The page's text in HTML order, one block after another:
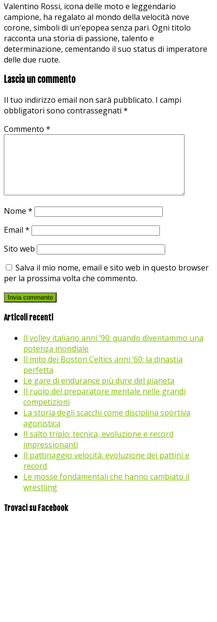
Valentino Rossi, icona delle moto e leggendario
campione, ha regalato al mondo della velocità nove
corone, simboli di un'epopea senza pari. Ogni titolo
racconta una storia di passione, talento e
determinazione, cementando il suo status di imperatore
delle due ruote.
Lascia un commento
Il tuo indirizzo email non sarà pubblicato. I campi
obbligatori sono contrassegnati *
Commento *
Nome *
Email *
Sito web
Salva il mio nome, email e sito web in questo browser
per la prossima volta che commento.
Articoli recenti
Il volley italiano anni ’90: quando diventammo una
potenza mondiale
Il mito dei Boston Celtics anni ’60: la dinastia
perfetta
Le gare di endurance più dure del pianeta
Il ruolo del preparatore mentale nelle grandi
competizioni
La storia degli scacchi come disciplina sportiva
agonistica
Il salto triplo: tecnica, evoluzione e record
impressionanti
Il pattinaggio velocità: evoluzione dei pattini e
record
Le mosse fondamentali che hanno cambiato il
wrestling
Trovaci su Facebook